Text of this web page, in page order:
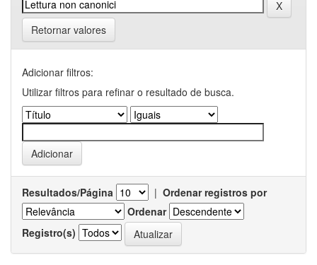
Retornar valores
Adicionar filtros:
Utilizar filtros para refinar o resultado de busca.
Resultados/Página | Ordenar registros por
Ordenar
Registro(s)